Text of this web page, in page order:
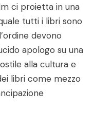
ci proietta in una
tutti i libri sono
devono
apologo su una
alla cultura e
libri come mezzo